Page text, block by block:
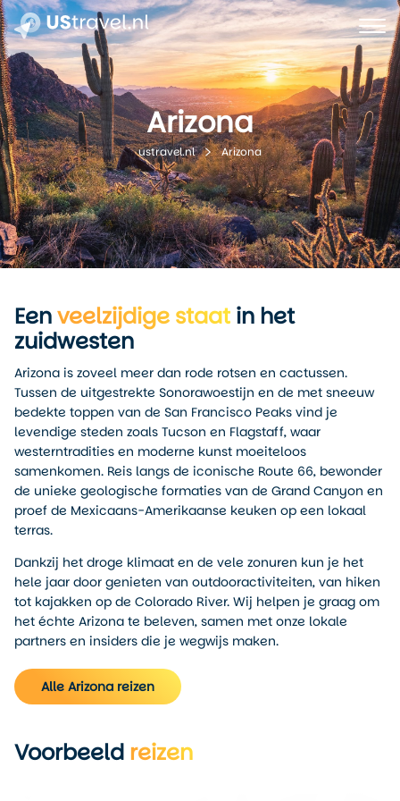
Arizona
ustravel.nl Arizona
Eenveelzijdige staat in het
zuidwesten
Arizona is zoveel meer dan rode rotsen en cactussen.
Tussen de uitgestrekte Sonorawoestijn en de met sneeuw
bedekte toppen van de San Francisco Peaks vind je
levendige steden zoals Tucson en Flagstaff, waar
westerntradities en moderne kunst moeiteloos
samenkomen. Reis langs de iconische Route 66, bewonder
de unieke geologische formaties van de Grand Canyon en
proef de Mexicaans-Amerikaanse keuken op een lokaal
terras.
Dankzij het droge klimaat en de vele zonuren kun je het
hele jaar door genieten van outdooractiviteiten, van hiken
tot kajakken op de Colorado River. Wij helpen je graag om
het échte Arizona te beleven, samen met onze lokale
partners en insiders die je wegwijs maken.
Alle Arizona reizen
Voorbeeld reizen